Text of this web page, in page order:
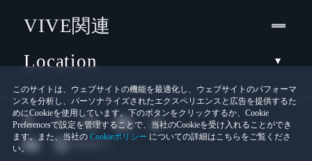
このサイトは、ウェブサイトの機能を最適化し、ウェブサイトのパフォーマ
ンスを分析し、パーソナライズされたエクスペリエンスと広告を提供するた
めにCookieを使用しています。下のボタンをクリックするか、Cookie
Preferencesで設定を管理することで、当社のCookieを受け入れることができ
ます。また、当社の Cookieポリシー についての詳細はこちらをご覧くださ
い。
VIVE関連
Location